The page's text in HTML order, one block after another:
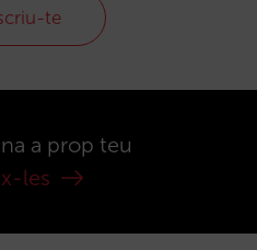
te
a prop teu
les